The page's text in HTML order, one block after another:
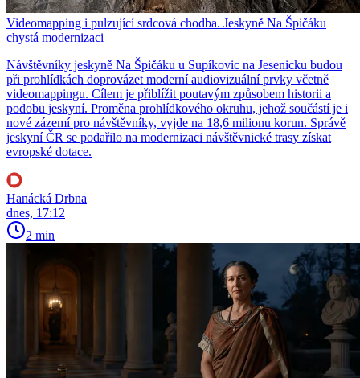
Videomapping i pulzující srdcová chodba. Jeskyně Na Špičáku
chystá modernizaci
Návštěvníky jeskyně Na Špičáku u Supíkovic na Jesenicku budou
při prohlídkách doprovázet moderní audiovizuální prvky včetně
videomappingu. Cílem je přiblížit poutavým způsobem historii a
podobu jeskyní. Proměna prohlídkového okruhu, jehož součástí je i
nové zázemí pro návštěvníky, vyjde na 18,6 milionu korun. Správě
jeskyní ČR se podařilo na modernizaci návštěvnické trasy získat
evropské dotace.
Hanácká Drbna
dnes, 17:12
2 min